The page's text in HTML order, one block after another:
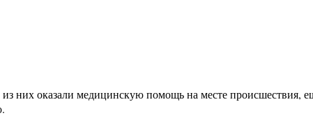
них оказали медицинскую помощь на месте происшествия,